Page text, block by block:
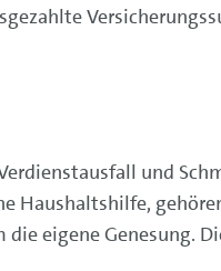
und
Haushaltshilfe,
eigene Genesung.